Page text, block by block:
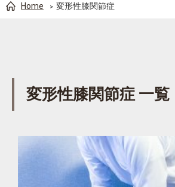
Home 変形性膝関節症
変形性膝関節症 一覧